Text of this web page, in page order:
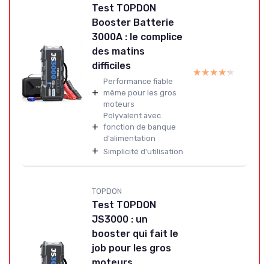
Test TOPDON
Booster Batterie
3000A : le complice
des matins
difficiles
+
Performance fiable
même pour les gros
moteurs
+
Polyvalent avec
fonction de banque
d'alimentation
+ Simplicité d'utilisation
★★★★★
★★★★★
TOPDON
Test TOPDON
JS3000 : un
booster qui fait le
job pour les gros